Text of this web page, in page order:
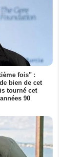
fois" :
bien de cet
tourné cet
90